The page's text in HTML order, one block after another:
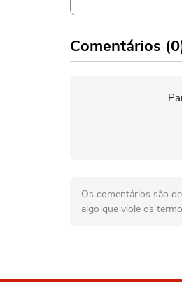
Comentários
Os comentários são
algo que viole os